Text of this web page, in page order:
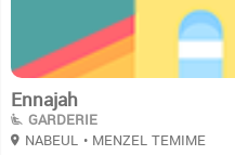
Ennajah
GARDERIE
NABEUL • MENZEL TEMIME